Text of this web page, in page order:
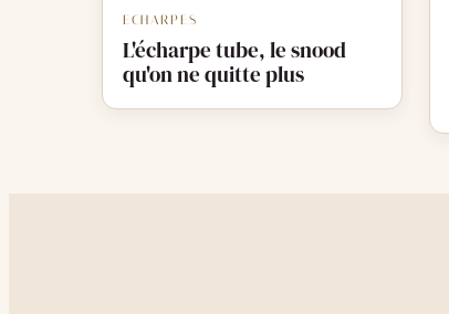
ECHARPES
L'écharpe tube, le snood
qu'on ne quitte plus